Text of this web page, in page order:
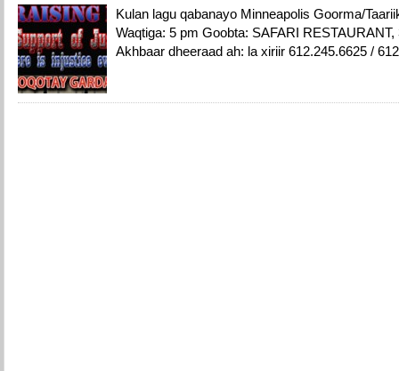
Kulan lagu qabanayo Minneapolis Goorma/
Waqtiga: 5 pm Goobta: SAFARI
Akhbaar dheeraad ah: la xiriir 612.245.6625 /